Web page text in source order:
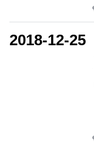
2018-12-25